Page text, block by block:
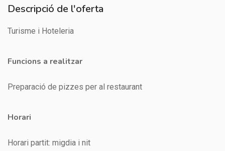
Descripció de l'oferta
Turisme i Hoteleria
Funcions a realitzar
Preparació de pizzes per al restaurant
Horari
Horari partit: migdia i nit